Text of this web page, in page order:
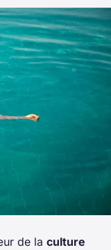
de la culture